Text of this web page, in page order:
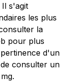
s'agit
les plus
la
pour plus
d'un
consulter un